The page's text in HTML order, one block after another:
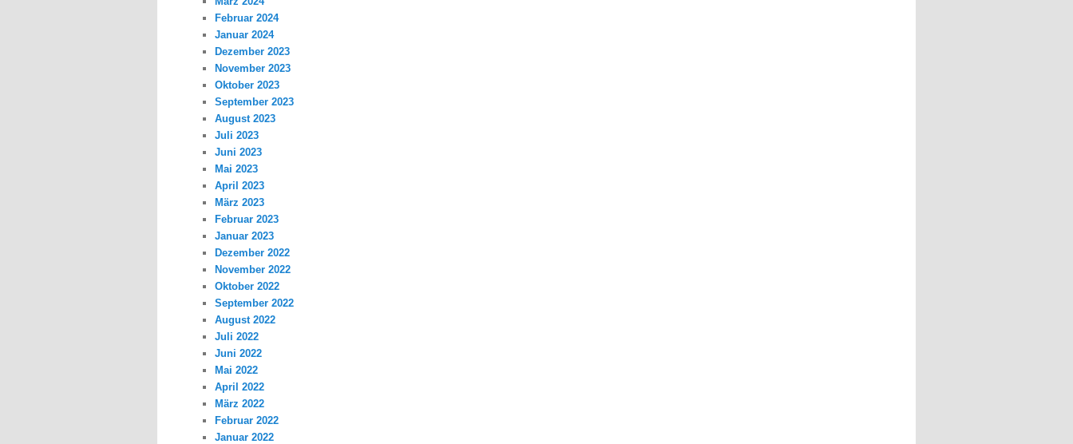
Februar 2024
Januar 2024
Dezember 2023
November 2023
Oktober 2023
September 2023
August 2023
Juli 2023
Juni 2023
Mai 2023
April 2023
März 2023
Februar 2023
Januar 2023
Dezember 2022
November 2022
Oktober 2022
September 2022
August 2022
Juli 2022
Juni 2022
Mai 2022
April 2022
März 2022
Februar 2022
Januar 2022